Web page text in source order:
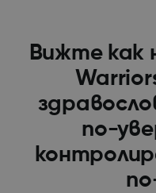
Вижте как
по-